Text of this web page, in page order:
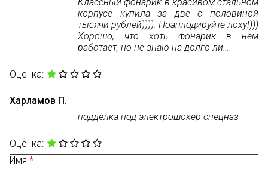
корпусе купила за две с половиной
тысячи рублей)))). Поаплодируйте лоху!)))
Хорошо, что хоть фонарик в нем
работает, но не знаю на долго ли…
Оценка:
Харламов П.
подделка под электрошокер спецназ
Оценка:
Имя